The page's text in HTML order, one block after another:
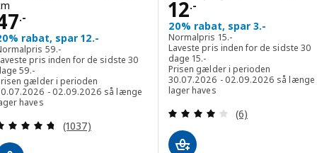
.- 47.-
rabat, spar 12.-
59.-
Normalpris 59.-
pris inden for de sidste 30
59.-
Laveste pris inden for de sidste 30 dage 59.-
gælder i perioden
- 02.09.2026 så længe
haves
Anmeld: 4.7 ud af 5 Stjerner. Anmeldelser i alt:
(1037)
12.-
Pris 12.-
20% rabat, spar 3.-
Normalpris 15.-
Normalpris 15.-
Laveste pris inden for de sidste 30
dage 15.-
Laveste pris inden for de
Prisen gælder i perioden
30.07.2026 - 02.09.2026 så længe
lager haves
Anmeld: 4 ud
(6)